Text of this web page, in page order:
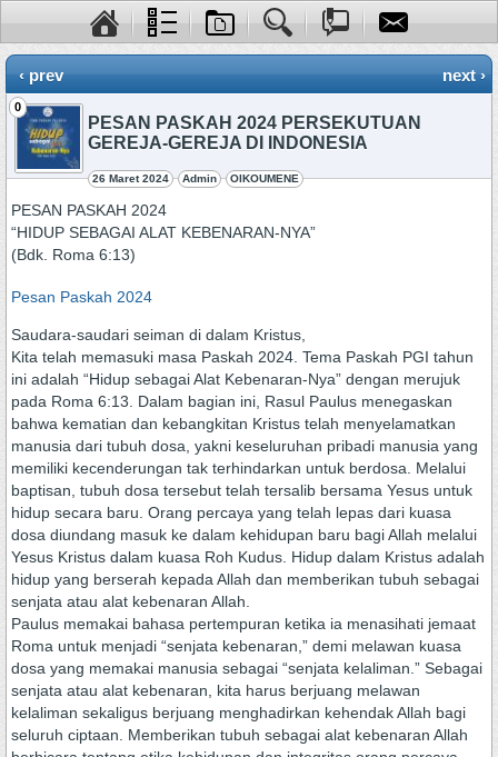
‹ prev next ›
0
PESAN PASKAH 2024 PERSEKUTUAN
GEREJA-GEREJA DI INDONESIA
26 Maret 2024 Admin OIKOUMENE
PESAN PASKAH 2024
“HIDUP SEBAGAI ALAT KEBENARAN-NYA”
(Bdk. Roma 6:13)
Pesan Paskah 2024
Saudara-saudari seiman di dalam Kristus,
Kita telah memasuki masa Paskah 2024. Tema Paskah PGI tahun
ini adalah “Hidup sebagai Alat Kebenaran-Nya” dengan merujuk
pada Roma 6:13. Dalam bagian ini, Rasul Paulus menegaskan
bahwa kematian dan kebangkitan Kristus telah menyelamatkan
manusia dari tubuh dosa, yakni keseluruhan pribadi manusia yang
memiliki kecenderungan tak terhindarkan untuk berdosa. Melalui
baptisan, tubuh dosa tersebut telah tersalib bersama Yesus untuk
hidup secara baru. Orang percaya yang telah lepas dari kuasa
dosa diundang masuk ke dalam kehidupan baru bagi Allah melalui
Yesus Kristus dalam kuasa Roh Kudus. Hidup dalam Kristus adalah
hidup yang berserah kepada Allah dan memberikan tubuh sebagai
senjata atau alat kebenaran Allah.
Paulus memakai bahasa pertempuran ketika ia menasihati jemaat
Roma untuk menjadi “senjata kebenaran,” demi melawan kuasa
dosa yang memakai manusia sebagai “senjata kelaliman.” Sebagai
senjata atau alat kebenaran, kita harus berjuang melawan
kelaliman sekaligus berjuang menghadirkan kehendak Allah bagi
seluruh ciptaan. Memberikan tubuh sebagai alat kebenaran Allah